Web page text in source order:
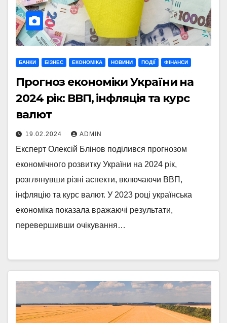
БАНКИ БІЗНЕС ЕКОНОМІКА НОВИНИ ПОДІЇ ФІНАНСИ
Прогноз економіки України на
2024 рік: ВВП, інфляція та курс
валют
19.02.2024 ADMIN
Експерт Олексій Блінов поділився прогнозом
економічного розвитку України на 2024 рік,
розглянувши різні аспекти, включаючи ВВП,
інфляцію та курс валют. У 2023 році українська
економіка показала вражаючі результати,
перевершивши очікування…